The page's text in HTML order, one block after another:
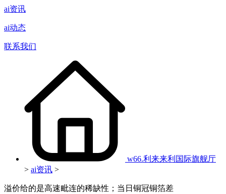
ai资讯
ai动态
联系我们
w66.利来来利国际旗舰厅
> ai资讯 >
溢价给的是高速毗连的稀缺性；当日铜冠铜箔差